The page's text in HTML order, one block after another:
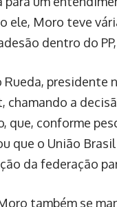
ele, Moro teve
dentro do
presidente
chamando a
que, conforme
que o União
da federação
também se